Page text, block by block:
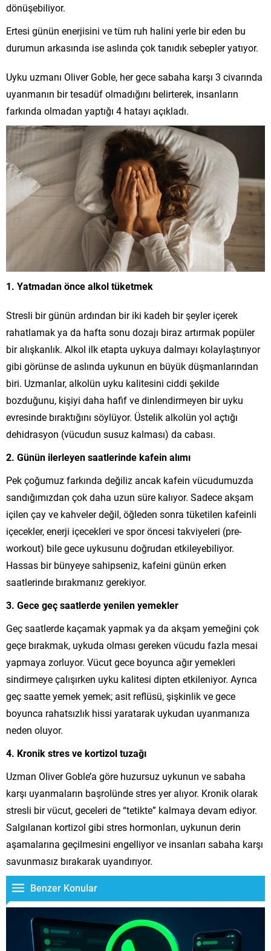
dönüşebiliyor.
Ertesi günün enerjisini ve tüm ruh halini yerle bir eden bu
durumun arkasında ise aslında çok tanıdık sebepler yatıyor.
Uyku uzmanı Oliver Goble, her gece sabaha karşı 3 civarında
uyanmanın bir tesadüf olmadığını belirterek, insanların
farkında olmadan yaptığı 4 hatayı açıkladı.
1. Yatmadan önce alkol tüketmek
Stresli bir günün ardından bir iki kadeh bir şeyler içerek
rahatlamak ya da hafta sonu dozajı biraz artırmak popüler
bir alışkanlık. Alkol ilk etapta uykuya dalmayı kolaylaştırıyor
gibi görünse de aslında uykunun en büyük düşmanlarından
biri. Uzmanlar, alkolün uyku kalitesini ciddi şekilde
bozduğunu, kişiyi daha hafif ve dinlendirmeyen bir uyku
evresinde bıraktığını söylüyor. Üstelik alkolün yol açtığı
dehidrasyon (vücudun susuz kalması) da cabası.
2. Günün ilerleyen saatlerinde kafein alımı
Pek çoğumuz farkında değiliz ancak kafein vücudumuzda
sandığımızdan çok daha uzun süre kalıyor. Sadece akşam
içilen çay ve kahveler değil, öğleden sonra tüketilen kafeinli
içecekler, enerji içecekleri ve spor öncesi takviyeleri (pre-
workout) bile gece uykusunu doğrudan etkileyebiliyor.
Hassas bir bünyeye sahipseniz, kafeini günün erken
saatlerinde bırakmanız gerekiyor.
3. Gece geç saatlerde yenilen yemekler
Geç saatlerde kaçamak yapmak ya da akşam yemeğini çok
geçe bırakmak, uykuda olması gereken vücudu fazla mesai
yapmaya zorluyor. Vücut gece boyunca ağır yemekleri
sindirmeye çalışırken uyku kalitesi dipten etkileniyor. Ayrıca
geç saatte yemek yemek; asit reflüsü, şişkinlik ve gece
boyunca rahatsızlık hissi yaratarak uykudan uyanmanıza
neden oluyor.
4. Kronik stres ve kortizol tuzağı
Uzman Oliver Goble’a göre huzursuz uykunun ve sabaha
karşı uyanmaların başrolünde stres yer alıyor. Kronik olarak
stresli bir vücut, geceleri de “tetikte” kalmaya devam ediyor.
Salgılanan kortizol gibi stres hormonları, uykunun derin
aşamalarına geçilmesini engelliyor ve insanları sabaha karşı
savunmasız bırakarak uyandırıyor.
Benzer Konular